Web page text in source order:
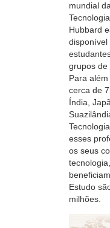
mundial
Hubbard
disponível
grupos de
Para
cerca de
Índia,
esses
os seus
Estudo
milhões.